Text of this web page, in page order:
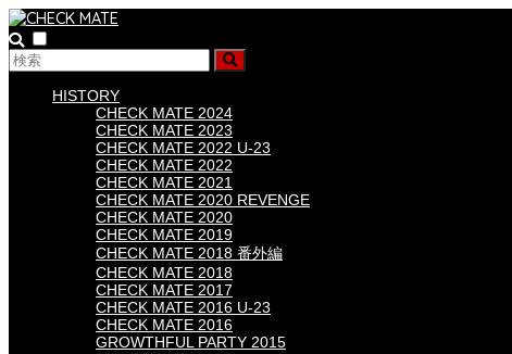
HISTORY
CHECK MATE 2024
CHECK MATE 2023
CHECK MATE 2022 U-23
CHECK MATE 2022
CHECK MATE 2021
CHECK MATE 2020 REVENGE
CHECK MATE 2020
CHECK MATE 2019
CHECK MATE 2018 番外編
CHECK MATE 2018
CHECK MATE 2017
CHECK MATE 2016 U-23
CHECK MATE 2016
GROWTHFUL PARTY 2015